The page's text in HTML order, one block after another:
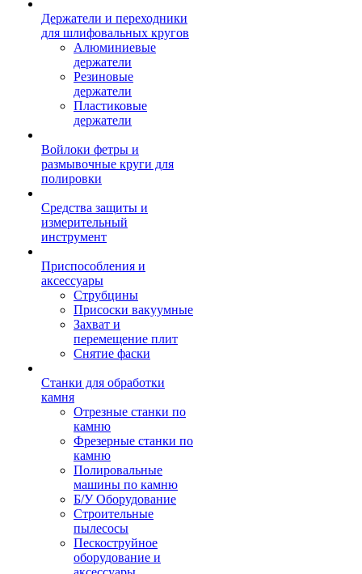
Держатели и переходники
для шлифовальных кругов
Алюминиевые
держатели
Резиновые
держатели
Пластиковые
держатели
Войлоки фетры и
размывочные круги для
полировки
Средства защиты и
измерительный
инструмент
Приспособления и
аксессуары
Струбцины
Присоски вакуумные
Захват и
перемещение плит
Снятие фаски
Станки для обработки
камня
Отрезные станки по
камню
Фрезерные станки по
камню
Полировальные
машины по камню
Б/У Оборудование
Строительные
пылесосы
Пескоструйное
оборудование и